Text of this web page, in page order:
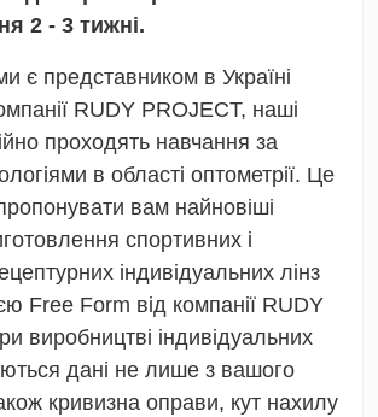
2 - 3 тижні.
є представником в Україні
RUDY PROJECT, наші
проходять навчання за
в області оптометрії. Це
вам найновіші
спортивних і
індивідуальних лінз
Free Form від компанії RUDY
виробництві індивідуальних
дані не лише з вашого
кривизна оправи, кут нахилу